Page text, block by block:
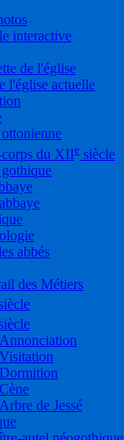
interactive
de l'église
l'église actuelle
du XIIe siècle
abbés
des Métiers
Annonciation
Visitation
Dormition
Cène
Arbre de Jessé